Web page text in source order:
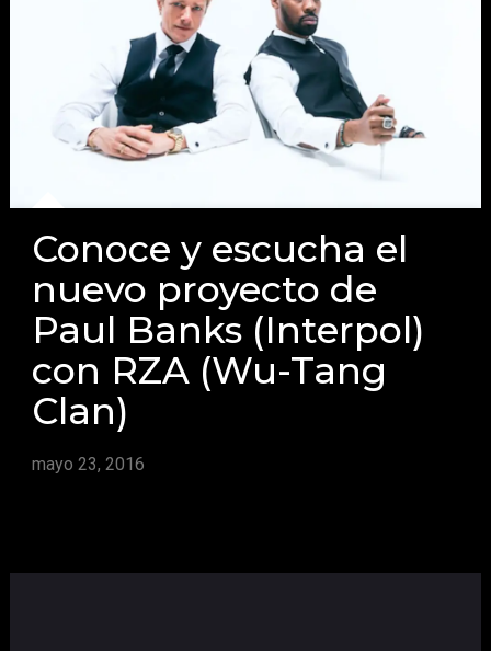
Conoce y escucha el
nuevo proyecto de
Paul Banks (Interpol)
con RZA (Wu-Tang
Clan)
mayo 23, 2016